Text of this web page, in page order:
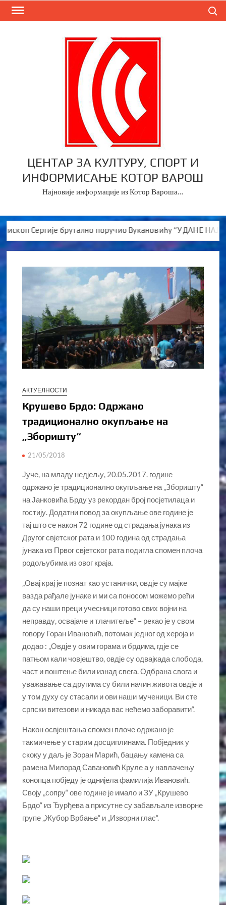
Skip
ЦЕНТАР ЗА КУЛТУРУ, СПОРТ И
ИНФОРМИСАЊЕ КОТОР ВАРОШ
Најновије информације из Котор Вароша…
Сергије брутално поручио Вукановићу “У ДАНЕ
АКТУЕЛНОСТИ
Крушево Брдо: Одржано
традиционално окупљање на
„Зборишту“
21/05/2018
Јуче, на младу недјељу, 20.05.2017. године
одржано је традиционално окупљање на „Зборишту“
на Јанковића Брду уз рекордан број посјетилаца и
гостију. Додатни повод за окупљање ове године је
тај што се након 72 године од страдања јунака из
Другог свјетског рата и 100 година од страдања
јунака из Првог свјетског рата подигла спомен плоча
родољубима из овог краја.
„Овај крај је познат као устанички, овдје су мајке
вазда рађале јунаке и ми са поносом можемо рећи
да су наши преци учесници готово свих војни на
неправду, освајаче и тлачитеље“ – рекао је у свом
говору Горан Ивановић, потомак једног од хероја и
додао : „Овдје у овим горама и брдима, гдје се
патњом кали човјештво, овдје су одвајкада слобода,
част и поштење били изнад свега. Одбрана свога и
уважавање са другима су били начин живота овдје и
у том духу су стасали и ови наши мученици. Ви сте
српски витезови и никада вас нећемо заборавити“.
Након освјештања спомен плоче одржано је
такмичење у старим досциплинама. Побједник у
скоку у даљ је Зоран Марић, бацању камена са
рамена Милорад Савановић Круле а у навлачењу
конопца побједу је однијела фамилија Ивановић.
Своју „сопру“ ове године је имало и ЗУ „Крушево
Брдо“ из Ђурђева а присутне су забављале изворне
групе „Жубор Врбање“ и „Изворни глас“.